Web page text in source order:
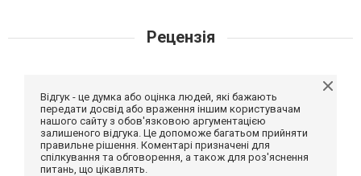
Рецензія
Відгук - це думка або оцінка людей, які бажають
передати досвід або враження іншим користувачам
нашого сайту з обов'язковою аргументацією
залишеного відгука. Це допоможе багатьом прийняти
правильне рішення. Коментарі призначені для
спілкування та обговорення, а також для роз'яснення
питань, що цікавлять.